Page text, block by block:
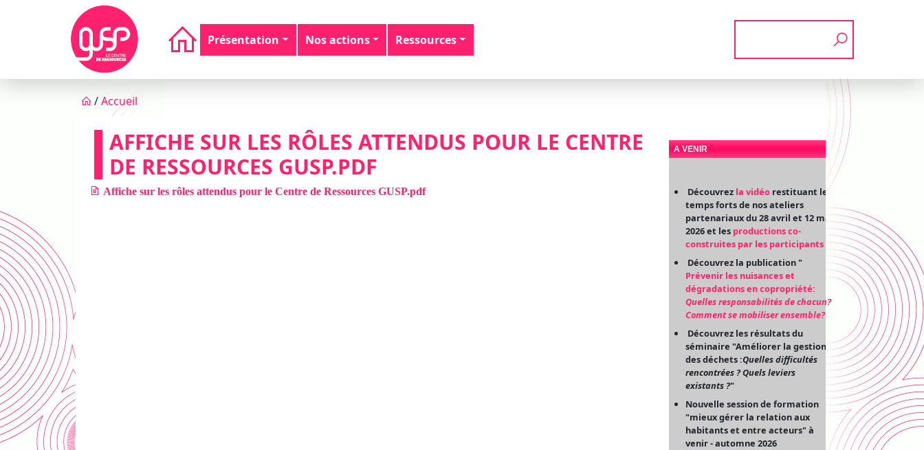
Aller au contenu principal
Navigation principale
Présentation Nos actions Ressources
Fil d'Ariane
/Accueil
AFFICHE SUR LES RÔLES ATTENDUS POUR LE CENTRE
DE RESSOURCES GUSP.PDF
Affiche sur les rôles attendus pour le Centre de Ressources GUSP.pdf
A VENIR
Découvrez la vidéo restituant les
temps forts de nos ateliers
partenariaux du 28 avril et 12 mai
2026 et les productions co-
construites par les participants
Découvrez la publication "
Prévenir les nuisances et
dégradations en copropriété:
Quelles responsabilités de chacun?
Comment se mobiliser ensemble?"
Découvrez les résultats du
séminaire "Améliorer la gestion
des déchets :Quelles difficultés
rencontrées ? Quels leviers
existants ?"
Nouvelle session de formation
"mieux gérer la relation aux
habitants et entre acteurs" à
venir - automne 2026